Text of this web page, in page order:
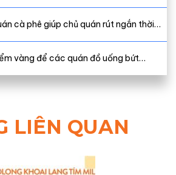
cà phê giúp chủ quán rút ngắn thời…
vàng để các quán đồ uống bứt…
LIÊN QUAN